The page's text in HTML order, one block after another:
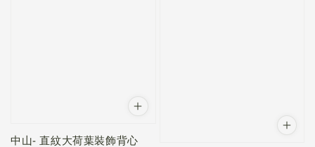
中山- 直紋大荷葉裝飾背心